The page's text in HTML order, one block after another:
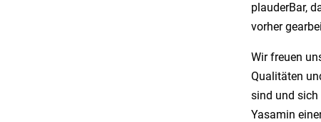
plauderBar,
vorher
Wir freuen
Qualitäten
sind und sich
Yasamin